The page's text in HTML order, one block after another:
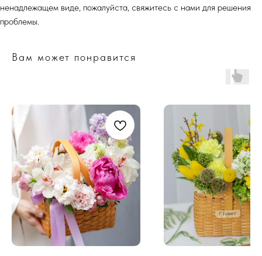
ненадлежащем виде, пожалуйста, свяжитесь с нами для решения
проблемы.
Вам может понравится